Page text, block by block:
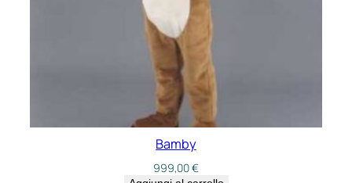
Bamby
999,00€